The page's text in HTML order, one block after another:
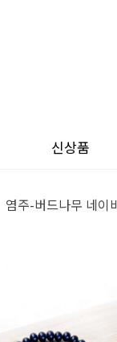
신상품
염주-버드나무 네이